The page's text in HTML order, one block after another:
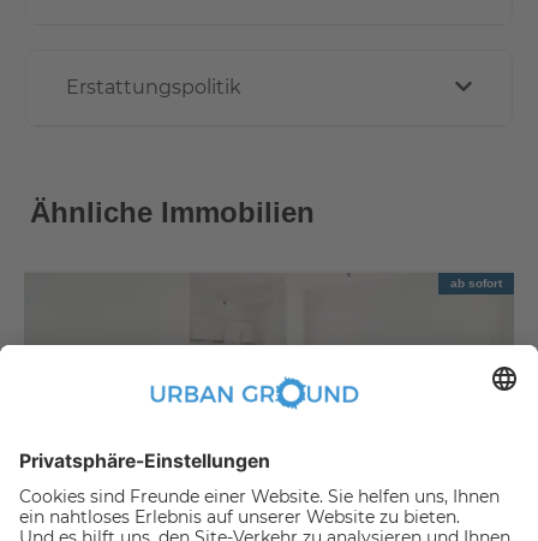
Erstattungspolitik
Ähnliche Immobilien
ab sofort
€889,00 per month